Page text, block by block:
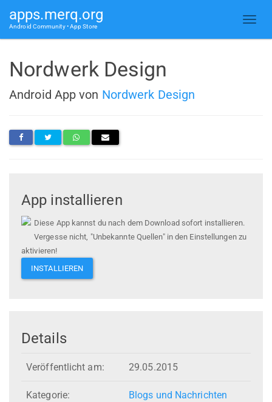
apps.merq.org
Android Community • App Store
Nordwerk Design
Android App von Nordwerk Design
App installieren
Diese App kannst du nach dem Download sofort installieren.
Vergesse nicht, "Unbekannte Quellen" in den Einstellungen zu
aktivieren!
INSTALLIEREN
Details
Veröffentlicht am: 29.05.2015
Kategorie: Blogs und Nachrichten